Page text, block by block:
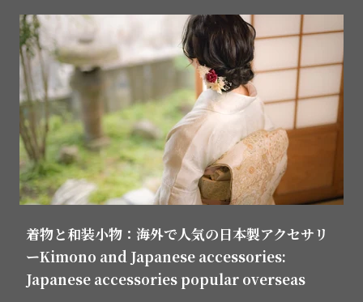
着物と和装小物：海外で人気の日本製アクセサリ
ーKimono and Japanese accessories:
Japanese accessories popular overseas